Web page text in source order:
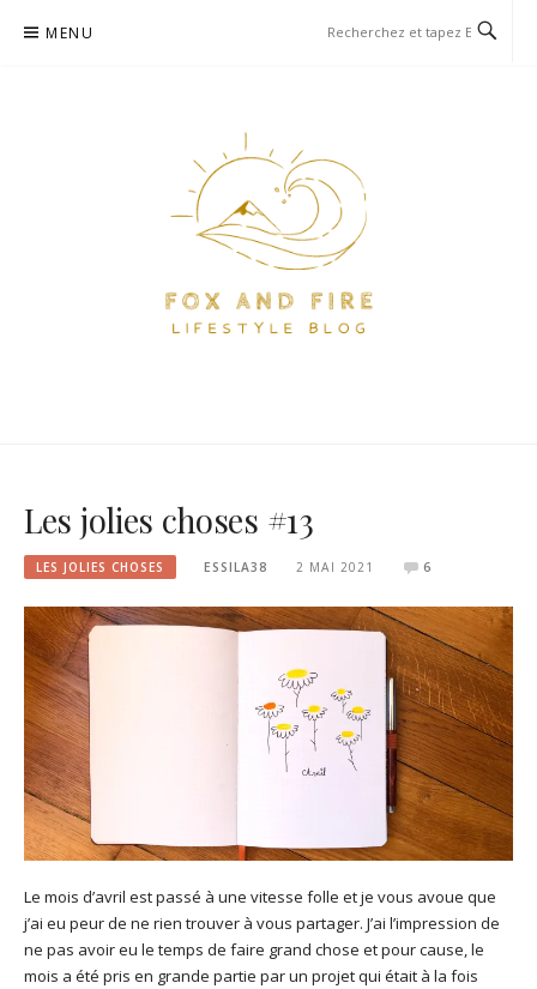
MENU
Les jolies choses #13
LES JOLIES CHOSES ESSILA38 2 MAI 2021 6
Le mois d’avril est passé à une vitesse folle et je vous avoue que
j’ai eu peur de ne rien trouver à vous partager. J’ai l’impression de
ne pas avoir eu le temps de faire grand chose et pour cause, le
mois a été pris en grande partie par un projet qui était à la fois